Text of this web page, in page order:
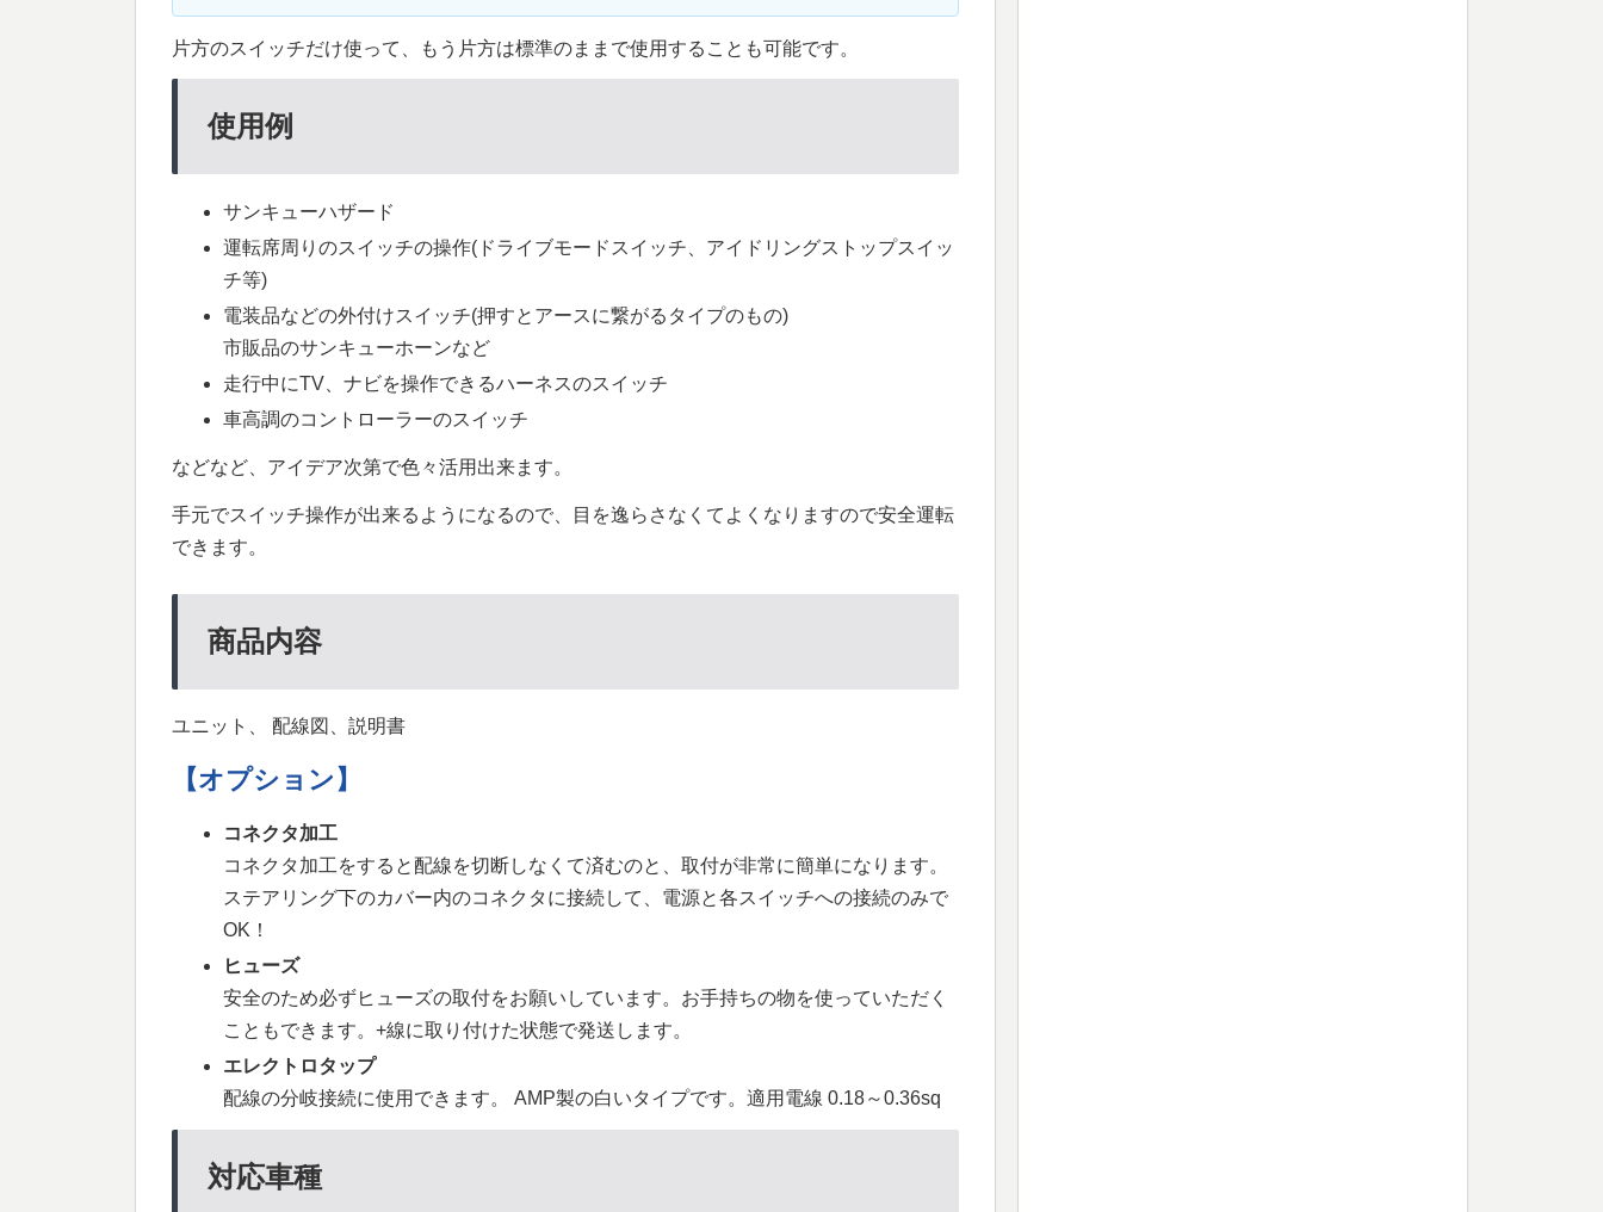
片方のスイッチだけ使って、もう片方は標準のままで使用することも可能です。
使用例
サンキューハザード
運転席周りのスイッチの操作(ドライブモードスイッチ、アイドリングストップスイッ
チ等)
電装品などの外付けスイッチ(押すとアースに繋がるタイプのもの)
市販品のサンキューホーンなど
走行中にTV、ナビを操作できるハーネスのスイッチ
車高調のコントローラーのスイッチ
などなど、アイデア次第で色々活用出来ます。
手元でスイッチ操作が出来るようになるので、目を逸らさなくてよくなりますので安全運転
できます。
商品内容
ユニット、 配線図、説明書
【オプション】
コネクタ加工
コネクタ加工をすると配線を切断しなくて済むのと、取付が非常に簡単になります。
ステアリング下のカバー内のコネクタに接続して、電源と各スイッチへの接続のみで
OK！
ヒューズ
安全のため必ずヒューズの取付をお願いしています。お手持ちの物を使っていただく
こともできます。+線に取り付けた状態で発送します。
エレクトロタップ
配線の分岐接続に使用できます。 AMP製の白いタイプです。適用電線 0.18～0.36sq
対応車種